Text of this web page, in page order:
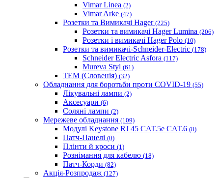
Vimar Linea (2)
Vimar Arke (47)
Розетки та Вимикачі Hager (225)
Розетки та вимикачі Hager Lumina (206)
Розетки і вимикачі Hager Polo (10)
Розетки та вимикачі-Schneider-Electric (178)
Schneider Electric Asfora (117)
Mureva Styl (61)
TEM (Словенія) (32)
Обладнання для боротьби проти COVID-19 (55)
Лікувальні лампи (2)
Аксесуари (6)
Соляні лампи (2)
Мережеве обладнання (109)
Модулі Keystone RJ 45 CAT.5e CAT.6 (8)
Патч-Панелі (0)
Плінти й кроси (1)
Рознімання для кабелю (18)
Патч-Корди (82)
Акція-Розпродаж (127)